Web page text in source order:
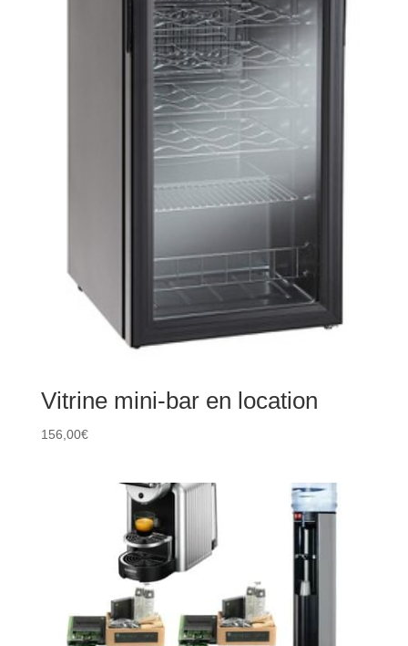
Vitrine mini-bar en location
156,00€